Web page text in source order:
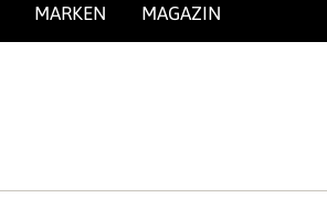
MARKEN MAGAZIN